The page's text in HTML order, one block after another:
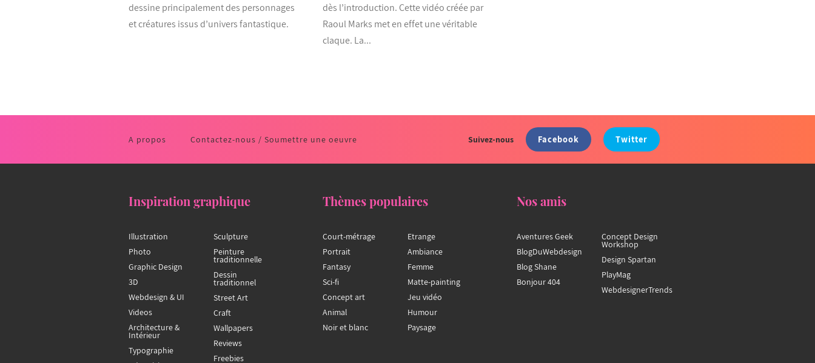
dessine principalement des personnages
et créatures issus d’univers fantastique.
dès l’introduction. Cette vidéo créée par
Raoul Marks met en effet une véritable
claque. La...
A propos Contactez-nous / Soumettre une oeuvre Suivez-nous Facebook Twitter
Inspiration graphique
Illustration
Photo
Graphic Design
3D
Webdesign & UI
Videos
Architecture &
Intérieur
Typographie
Sculpture
Peinture
traditionnelle
Dessin
traditionnel
Street Art
Craft
Wallpapers
Reviews
Freebies
Thèmes populaires
Court-métrage
Portrait
Fantasy
Sci-fi
Concept art
Animal
Noir et blanc
Etrange
Ambiance
Femme
Matte-painting
Jeu vidéo
Humour
Paysage
Nos amis
Aventures Geek
BlogDuWebdesign
Blog Shane
Bonjour 404
Concept Design
Workshop
Design Spartan
PlayMag
WebdesignerTrends